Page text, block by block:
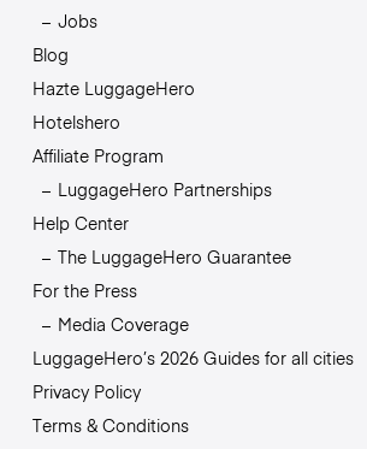
Jobs
Blog
Hazte LuggageHero
Hotelshero
Affiliate Program
LuggageHero Partnerships
Help Center
The LuggageHero Guarantee
For the Press
Media Coverage
LuggageHero’s 2026 Guides for all cities
Privacy Policy
Terms & Conditions